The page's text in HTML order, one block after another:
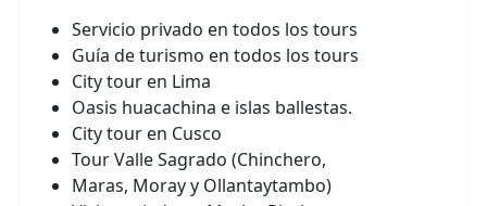
Servicio privado en todos los tours
Guía de turismo en todos los tours
City tour en Lima
Oasis huacachina e islas ballestas.
City tour en Cusco
Tour Valle Sagrado (Chinchero,
Maras, Moray y Ollantaytambo)